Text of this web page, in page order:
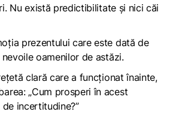
Nu există predictibilitate și nici căi
prezentului care este dată de
oamenilor de astăzi.
clară care a funcționat înainte,
„Cum prosperi în acest
incertitudine?”